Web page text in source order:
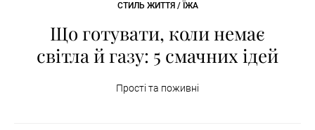
СТИЛЬ ЖИТТЯ / ЇЖА
Що готувати, коли немає
світла й газу: 5 смачних ідей
Прості та поживні